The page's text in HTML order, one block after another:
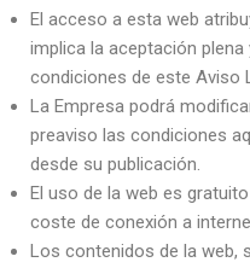
El acceso a esta web
implica la aceptación
condiciones de este Aviso
La Empresa podrá
preaviso las condiciones
desde su publicación.
El uso de la web es
coste de conexión a
Los contenidos de la web,